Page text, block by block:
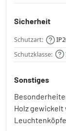
Sicherheit
Schutzart:
Schutzklasse:
Sonstiges
Holz gewickelt